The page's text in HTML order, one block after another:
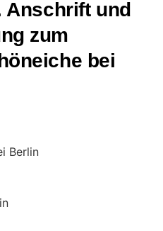
Anschrift und
zum
bei
Berlin